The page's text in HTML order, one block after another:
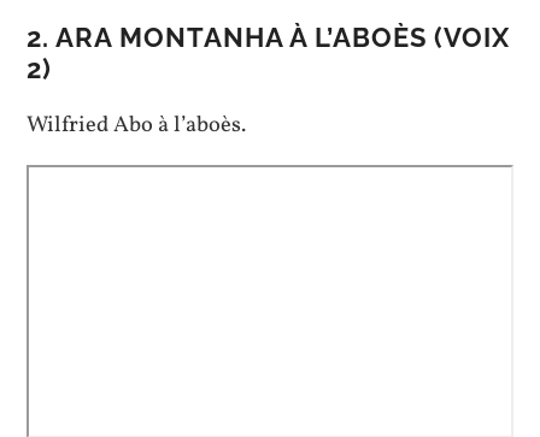
2. ARA MONTANHA À L’ABOÈS (VOIX
2)
Wilfried Abo à l’aboès.